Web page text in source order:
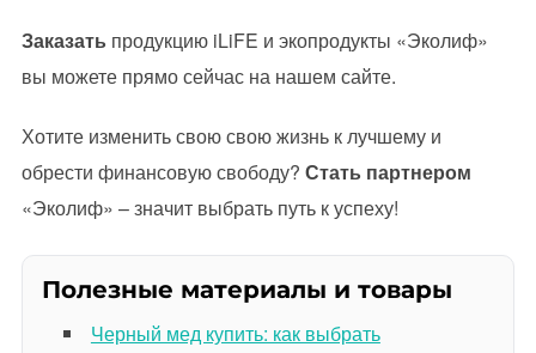
Заказать продукцию iLiFE и экопродукты «Эколиф»
вы можете прямо сейчас на нашем сайте.
Хотите изменить свою свою жизнь к лучшему и
обрести финансовую свободу? Стать партнером
«Эколиф» – значит выбрать путь к успеху!
Полезные материалы и товары
Черный мед купить: как выбрать